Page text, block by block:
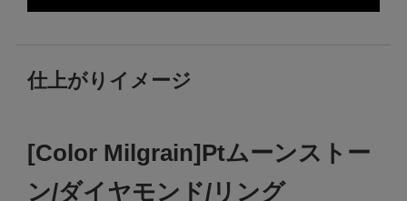
仕上がりイメージ
[Color Milgrain]Ptムーンストー
ン/ダイヤモンド/リング